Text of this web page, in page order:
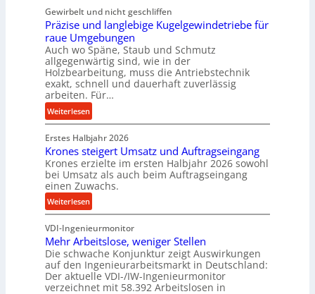
b
e
i
m
D
r
ü
c
k
p
r
o
z
e
s
u
g
e
l
g
e
w
i
n
e
t
r
i
b
u
n
d
H
y
Gewirbelt und nicht geschliffen
Präzise und langlebige Kugelgewindetriebe für
raue Umgebungen
Auch wo Späne, Staub und Schmutz
allgegenwärtig sind, wie in der
Holzbearbeitung, muss die Antriebstechnik
exakt, schnell und dauerhaft zuverlässig
arbeiten. Für…
Weiterlesen:
P
r
ä
z
i
s
e
u
n
d
l
a
n
Erstes Halbjahr 2026
Krones steigert Umsatz und Auftragseingang
Krones erzielte im ersten Halbjahr 2026 sowohl
bei Umsatz als auch beim Auftragseingang
einen Zuwachs.
Weiterlesen:
K
r
o
n
e
s
VDI-Ingenieurmonitor
Mehr Arbeitslose, weniger Stellen
Die schwache Konjunktur zeigt Auswirkungen
auf den Ingenieurarbeitsmarkt in Deutschland:
Der aktuelle VDI-/IW-Ingenieurmonitor
verzeichnet mit 58.392 Arbeitslosen in